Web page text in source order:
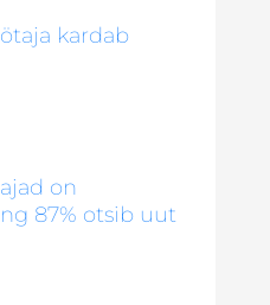
kardab
on
87% otsib uut